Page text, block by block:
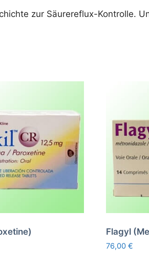
zur Säurereflux-Kontrolle.
Flagyl
76,00 €